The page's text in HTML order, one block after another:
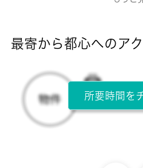
所在階
7階 / 8階建
最寄から都心へのア
所要時間を